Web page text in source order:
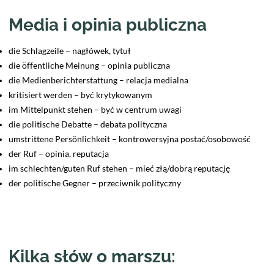
Media i opinia publiczna
die Schlagzeile – nagłówek, tytuł
die öffentliche Meinung – opinia publiczna
die Medienberichterstattung – relacja medialna
kritisiert werden – być krytykowanym
im Mittelpunkt stehen – być w centrum uwagi
die politische Debatte – debata polityczna
umstrittene Persönlichkeit – kontrowersyjna postać/osobowość
der Ruf – opinia, reputacja
im schlechten/guten Ruf stehen – mieć złą/dobrą reputację
der politische Gegner – przeciwnik polityczny
Kilka słów o marszu: